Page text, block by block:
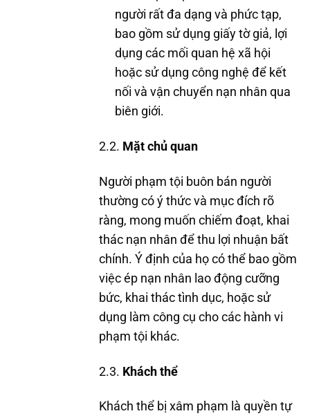
người rất đa dạng và phức tạp,
bao gồm sử dụng giấy tờ giả, lợi
dụng các mối quan hệ xã hội
hoặc sử dụng công nghệ để kết
nối và vận chuyển nạn nhân qua
biên giới.
2.2. Mặt chủ quan
Người phạm tội buôn bán người
thường có ý thức và mục đích rõ
ràng, mong muốn chiếm đoạt, khai
thác nạn nhân để thu lợi nhuận bất
chính. Ý định của họ có thể bao gồm
việc ép nạn nhân lao động cưỡng
bức, khai thác tình dục, hoặc sử
dụng làm công cụ cho các hành vi
phạm tội khác.
2.3. Khách thể
Khách thể bị xâm phạm là quyền tự